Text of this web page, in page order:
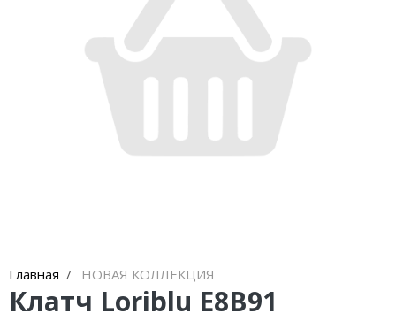
Главная НОВАЯ КОЛЛЕКЦИЯ
Клатч Loriblu E8B91
Полусапоги
Сандалии
Угги